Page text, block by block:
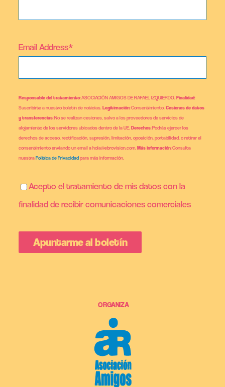
Email Address*
Responsable del tratamiento: ASOCIACIÓN AMIGOS DE RAFAEL IZQUIERDO.Finalidad:
Suscribirte a nuestro boletín de noticias.Legitimación: Consentimiento.Cesiones de datos
y transferencias: No se realizan cesiones, salvo a los proveedores de servicios de
alojamiento de los servidores ubicados dentro de la UE.Derechos: Podrás ejercer los
derechos de acceso, rectificación, supresión, limitación, oposición, portabilidad, o retirar el
consentimiento enviando un email a hola@ebrovision.com.Más información: Consulta
nuestraPolítica de Privacidadpara más información.
Acepto el tratamiento de mis datos con la
finalidad de recibir comunicaciones comerciales
ORGANIZA